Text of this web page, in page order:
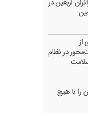
اربعین در
از
در نظام
را با هیچ